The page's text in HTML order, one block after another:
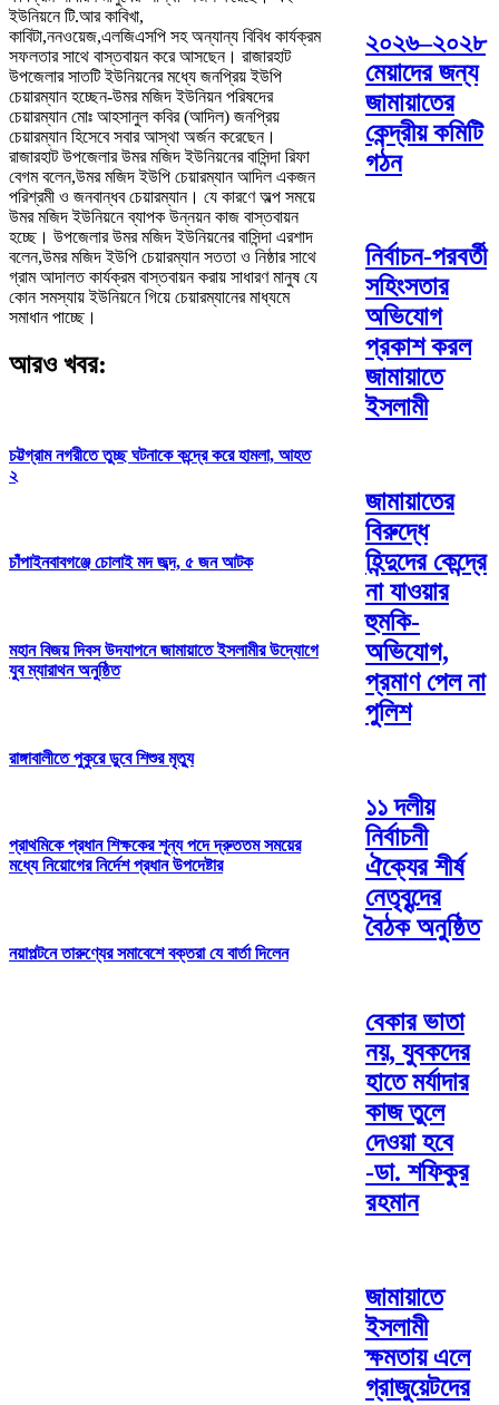
ইউনিয়নে টি.আর কাবিখা,
কাবিটা,ননওয়েজ,এলজিএসপি সহ অন্যান্য বিবিধ কার্যক্রম
সফলতার সাথে বাস্তবায়ন করে আসছেন। রাজারহাট
উপজেলার সাতটি ইউনিয়নের মধ্যে জনপ্রিয় ইউপি
চেয়ারম্যান হচ্ছেন-উমর মজিদ ইউনিয়ন পরিষদের
চেয়ারম্যান মোঃ আহসানুল কবির (আদিল) জনপ্রিয়
চেয়ারম্যান হিসেবে সবার আস্থা অর্জন করেছেন।
রাজারহাট উপজেলার উমর মজিদ ইউনিয়নের বাসিন্দা রিফা
বেগম বলেন,উমর মজিদ ইউপি চেয়ারম্যান আদিল একজন
পরিশ্রমী ও জনবান্ধব চেয়ারম্যান। যে কারণে অল্প সময়ে
উমর মজিদ ইউনিয়নে ব্যাপক উন্নয়ন কাজ বাস্তবায়ন
হচ্ছে। উপজেলার উমর মজিদ ইউনিয়নের বাসিন্দা এরশাদ
বলেন,উমর মজিদ ইউপি চেয়ারম্যান সততা ও নিষ্ঠার সাথে
গ্রাম আদালত কার্যক্রম বাস্তবায়ন করায় সাধারণ মানুষ যে
কোন সমস্যায় ইউনিয়নে গিয়ে চেয়ারম্যানের মাধ্যমে
সমাধান পাচ্ছে।
আরও খবর:
চট্টগ্রাম নগরীতে তুচ্ছ ঘটনাকে কন্দ্রে করে হামলা, আহত
২
চাঁপাইনবাবগঞ্জে চোলাই মদ জব্দ, ৫ জন আটক
মহান বিজয় দিবস উদযাপনে জামায়াতে ইসলামীর উদ্যোগে
যুব ম্যারাথন অনুষ্ঠিত
রাঙ্গাবালীতে পুকুরে ডুবে শিশুর মৃত্যু
প্রাথমিকে প্রধান শিক্ষকের শূন্য পদে দ্রুততম সময়ের
মধ্যে নিয়োগের নির্দেশ প্রধান উপদেষ্টার
নয়াপল্টনে তারুণ্যের সমাবেশে বক্তরা যে বার্তা দিলেন
২০২৬–২০২৮
মেয়াদের জন্য
জামায়াতের
কেন্দ্রীয় কমিটি
গঠন
নির্বাচন-পরবর্তী
সহিংসতার
অভিযোগ
প্রকাশ করল
জামায়াতে
ইসলামী
জামায়াতের
বিরুদ্ধে
হিন্দুদের কেন্দ্রে
না যাওয়ার
হুমকি-
অভিযোগ,
প্রমাণ পেল না
পুলিশ
১১ দলীয়
নির্বাচনী
ঐক্যের শীর্ষ
নেতৃবৃন্দের
বৈঠক অনুষ্ঠিত
বেকার ভাতা
নয়, যুবকদের
হাতে মর্যাদার
কাজ তুলে
দেওয়া হবে
-ডা. শফিকুর
রহমান
জামায়াতে
ইসলামী
ক্ষমতায় এলে
গ্রাজুয়েটদের